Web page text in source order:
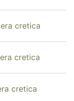
cretica
cretica
cretica